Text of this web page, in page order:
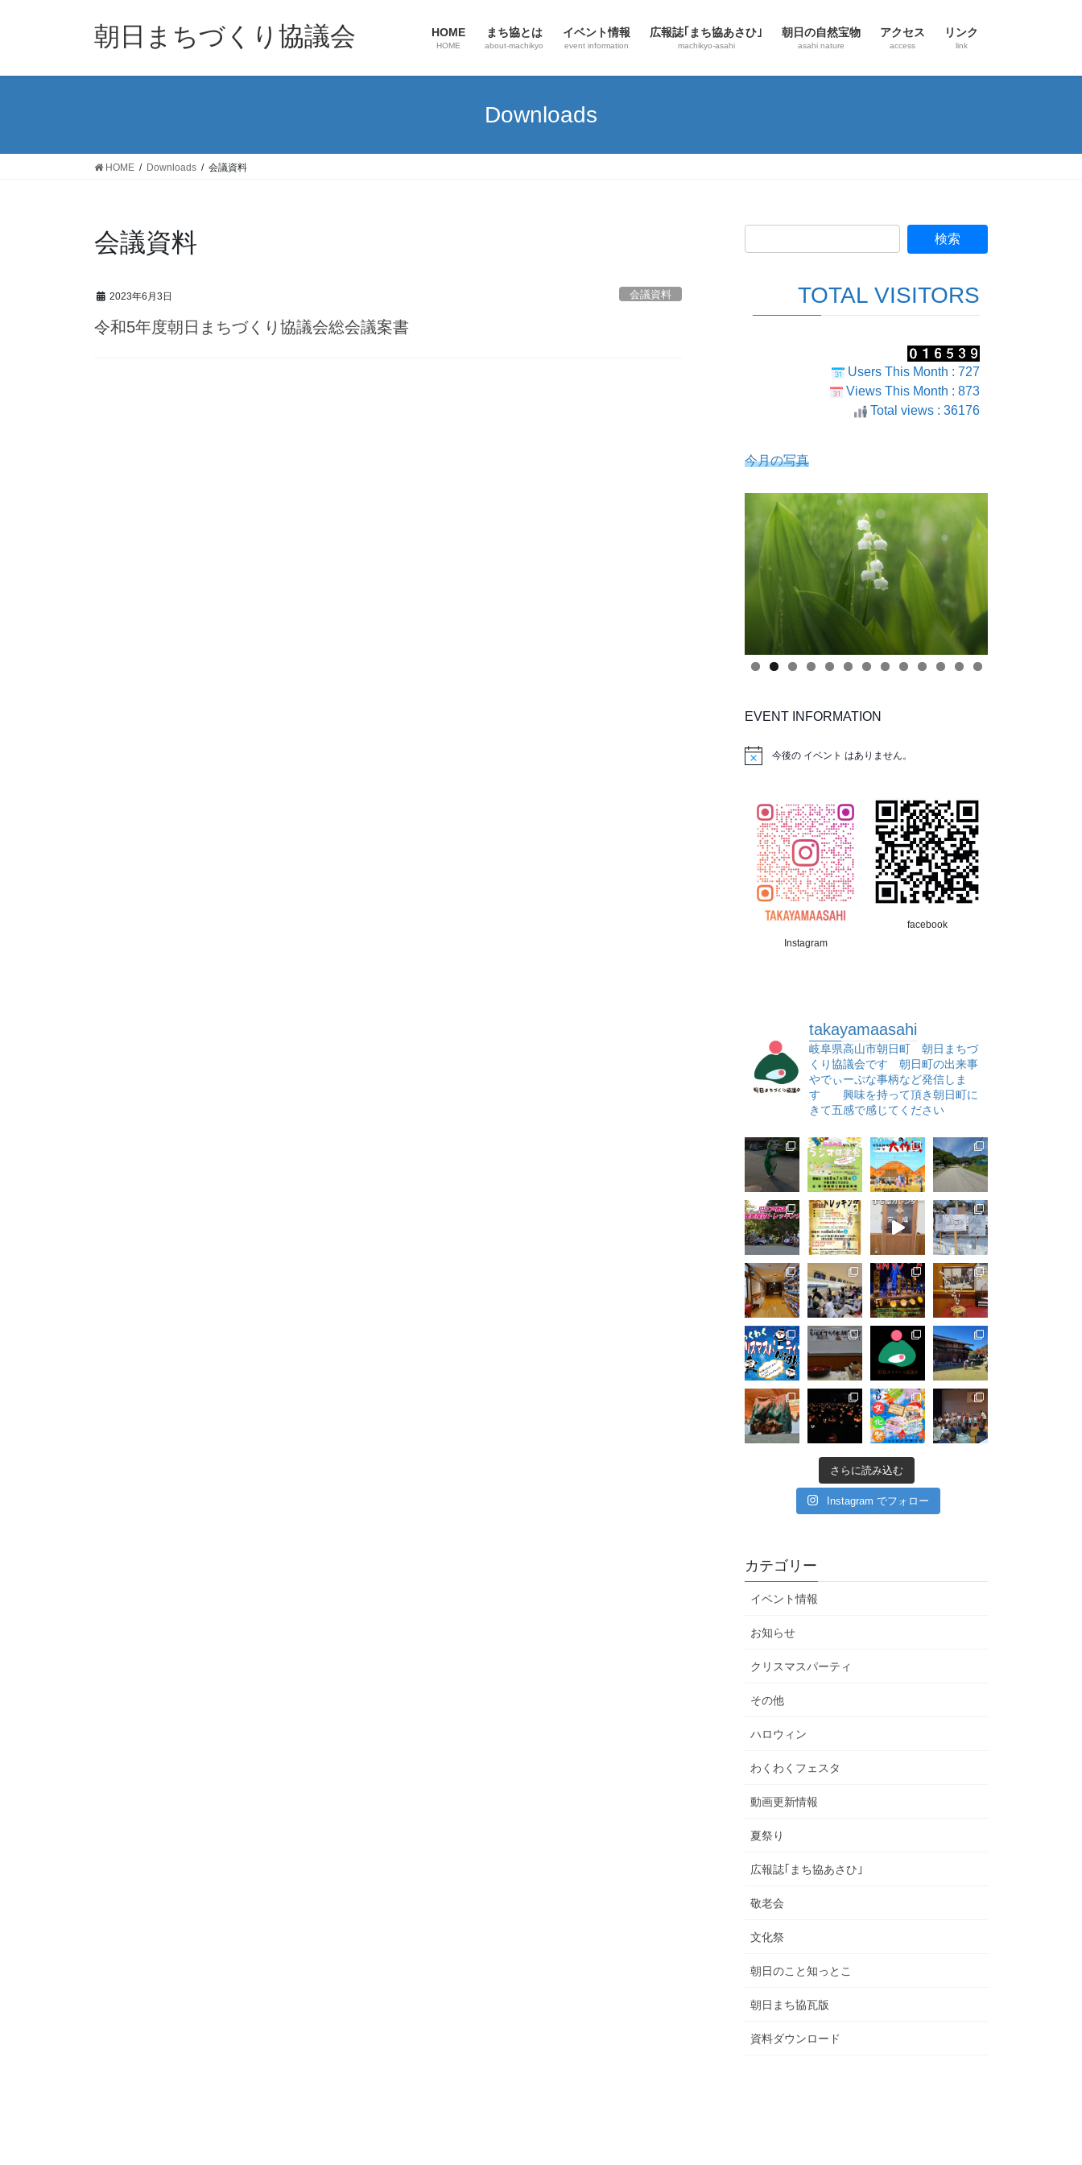
朝日まちづくり協議会 HOME
HOME
まち協とは
about-machikyo
イベント情報
event information
広報誌｢まち協あさひ｣
machikyo-asahi
朝日の自然宝物
asahi nature
アクセス
access
リンク
link
Downloads
HOME Downloads 会議資料
会議資料
2023年6月3日 会議資料
令和5年度朝日まちづくり協議会総会議案書
TOTAL VISITORS
Users This Month : 727
Views This Month : 873
Total views : 36176
今月の写真
EVENT INFORMATION
今後の イベント はありません。
Instagram
facebook
takayamaasahi
岐阜県高山市朝日町 朝日まちづ
くり協議会です 朝日町の出来事
やでぃーぷな事柄など発信しま
す 興味を持って頂き朝日町に
きて五感で感じてください
さらに読み込む
Instagram でフォロー
カテゴリー
イベント情報
お知らせ
クリスマスパーティ
その他
ハロウィン
わくわくフェスタ
動画更新情報
夏祭り
広報誌｢まち協あさひ｣
敬老会
文化祭
朝日のこと知っとこ
朝日まち協瓦版
資料ダウンロード